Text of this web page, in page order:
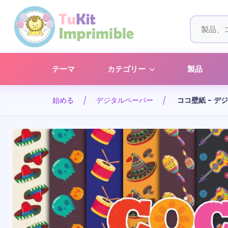
テーマ カテゴリー 製品
始める デジタルペーパー ココ壁紙 - デ